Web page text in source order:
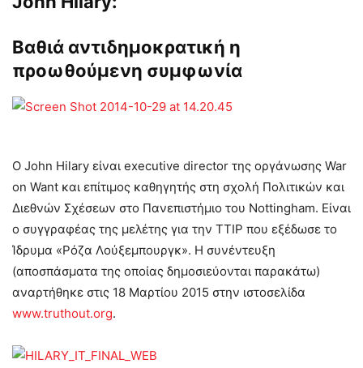
Βαθιά αντιδημοκρατική η
προωθούμενη συμφωνία
Ο John Hilary είναι executive director της οργάνωσης War
on Want και επίτιμος καθηγητής στη σχολή Πολιτικών και
Διεθνών Σχέσεων στο Πανεπιστήμιο του Nottingham. Είναι
ο συγγραφέας της μελέτης για την TTIP που εξέδωσε το
Ίδρυμα «Ρόζα Λούξεμπουργκ». Η συνέντευξη
(αποσπάσματα της οποίας δημοσιεύονται παρακάτω)
αναρτήθηκε στις 18 Μαρτίου 2015 στην ιστοσελίδα
www.truthout.org.